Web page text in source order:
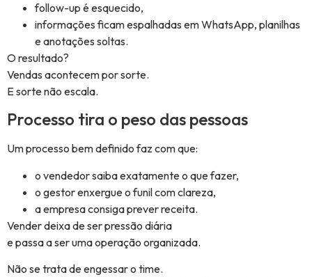
follow-up é esquecido,
informações ficam espalhadas em WhatsApp, planilhas
e anotações soltas.
O resultado?
Vendas acontecem por sorte.
E sorte não escala.
Processo tira o peso das pessoas
Um processo bem definido faz com que:
o vendedor saiba exatamente o que fazer,
o gestor enxergue o funil com clareza,
a empresa consiga prever receita.
Vender deixa de ser pressão diária
e passa a ser uma operação organizada.
Não se trata de engessar o time.